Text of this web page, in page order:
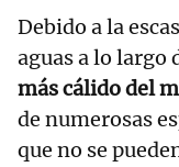
Debido a la
aguas a lo largo
más cálido del
de numerosas
que no se